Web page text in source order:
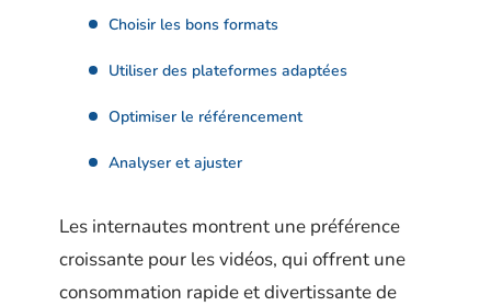
Choisir les bons formats
Utiliser des plateformes adaptées
Optimiser le référencement
Analyser et ajuster
Les internautes montrent une préférence
croissante pour les vidéos, qui offrent une
consommation rapide et divertissante de